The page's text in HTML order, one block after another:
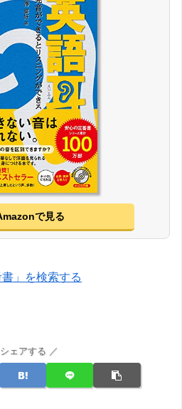
で見る
」を検索する
ェアする ／